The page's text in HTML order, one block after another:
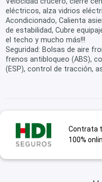
eléctricos, alza vidrios
Acondicionado, Calienta
de estabilidad, Cubre
el techo y mucho más!!!
Seguridad: Bolsas de aire
frenos antibloqueo (ABS),
(ESP), control de tracción,
Contrata
100%